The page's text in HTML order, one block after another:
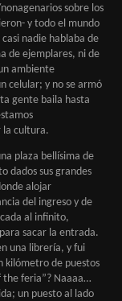
sobre los
y todo el mundo
nadie hablaba de
de ejemplares, ni de
ambiente
celular; y no se armó
gente baila hasta
la cultura.
plaza bellísima de
dados sus grandes
alojar
del ingreso y de
al infinito,
sacar la entrada.
una librería, y fui
kilómetro de puestos
the feria”? Naaaa…
un puesto al lado